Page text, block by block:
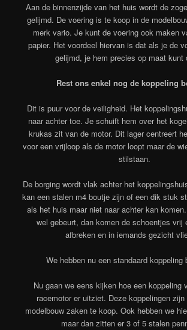
Aan de binnenzijde van het huis wordt de
gelijmd. De voering is te koop in de
merk vario. Je kunt de voering ook maken
papier. Het voordeel hiervan is dat als je de
gelijmd, je hem precies op maat kunt
Rest ons enkel nog de koppeling
Dit is puur voor de veiligheid. Het
naar achter toe. Je schuift hem over het
krukas zit van de motor. Dit lager centreert
voor een vrijloop als de motor loopt maar de
stilstaan.
De borging wordt vlak achter het
kan een stalen m4 boutje zijn of een dik stuk
als het huis maar niet naar achter kan
wel gebeurt, dan komen de schoentjes vrij
afbreken en in iemands gezicht
We hebben nu een standaard koppeling
Nu gaan we eens kijken hoe een koppeling
racemotor er uitziet. Deze koppelingen
modelbouw zaken te koop. Ook hebben we
maar dan zitten er 3 of 5 stalen